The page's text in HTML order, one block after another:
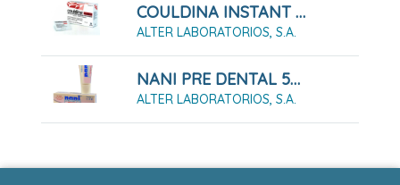
COULDINA INSTANT CON PARACETAMOL 20 SOBRES EFERVESCENTES
ALTER LABORATORIOS, S.A.
NANI PRE DENTAL 5% GEL 10 ML
ALTER LABORATORIOS, S.A.